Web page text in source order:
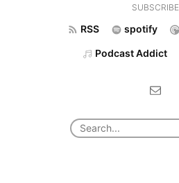
SUBSCRIBE
RSS spotify
Podcast Addict